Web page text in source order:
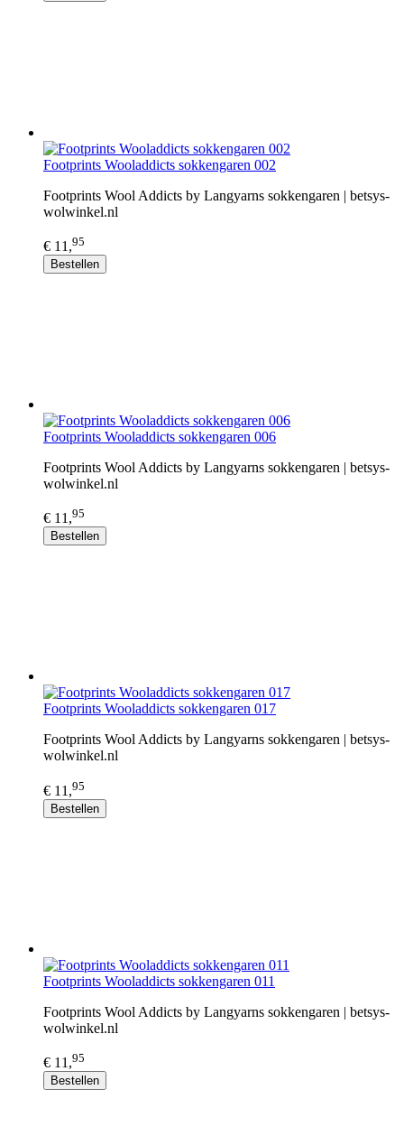
Footprints Wooladdicts sokkengaren 002
Footprints Wool Addicts by Langyarns sokkengaren | betsys-
wolwinkel.nl
€ 11,95
Bestellen
Footprints Wooladdicts sokkengaren 006
Footprints Wool Addicts by Langyarns sokkengaren | betsys-
wolwinkel.nl
€ 11,95
Bestellen
Footprints Wooladdicts sokkengaren 017
Footprints Wool Addicts by Langyarns sokkengaren | betsys-
wolwinkel.nl
€ 11,95
Bestellen
Footprints Wooladdicts sokkengaren 011
Footprints Wool Addicts by Langyarns sokkengaren | betsys-
wolwinkel.nl
€ 11,95
Bestellen